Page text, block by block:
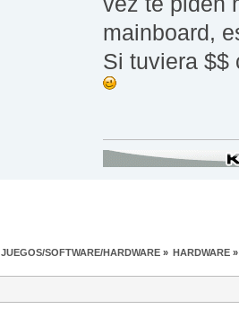
mainboard,
Si tuviera $$
JUEGOS/SOFTWARE/HARDWARE» HARDWARE»